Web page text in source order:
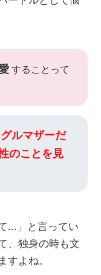
することって
グルマザーだ
のことを見
...」と言ってい
、独身の時も文
すよね。